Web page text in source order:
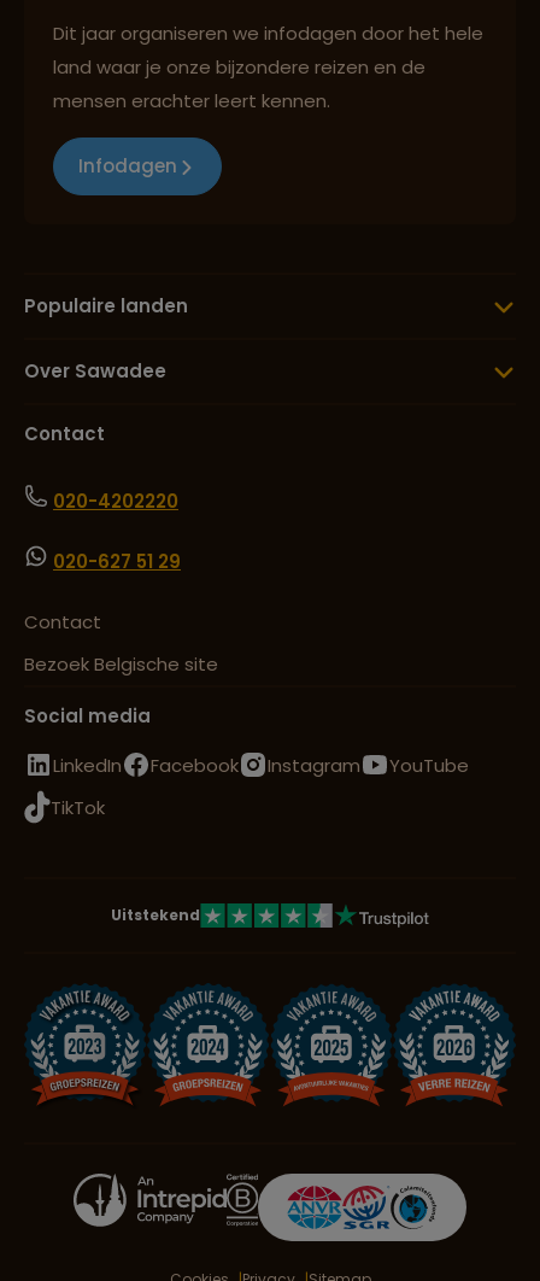
Dit jaar organiseren we infodagen door het hele
land waar je onze bijzondere reizen en de
mensen erachter leert kennen.
Infodagen
Populaire landen
Over Sawadee
Contact
020-4202220
020-627 51 29
Contact
Bezoek Belgische site
Social media
LinkedIn
Facebook Instagram
YouTube
TikTok
Uitstekend